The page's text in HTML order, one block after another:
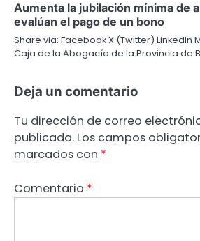
Aumenta la jubilación mínima de
evalúan el pago de un bono
Share via: Facebook X (Twitter) LinkedIn
Caja de la Abogacía de la Provincia de
Deja un comentario
Tu dirección de correo
publicada. Los campos
marcados con *
Comentario *